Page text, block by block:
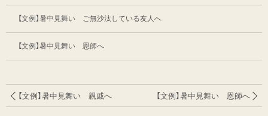
【文例】暑中見舞い ご無沙汰している友人へ
【文例】暑中見舞い 恩師へ
【文例】暑中見舞い 親戚へ 【文例】暑中見舞い 恩師へ